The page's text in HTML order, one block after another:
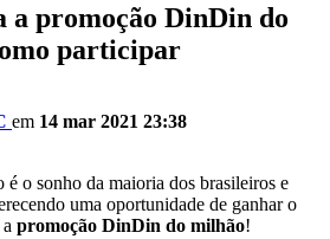
a promoção DinDin do
participar
em 14 mar 2021 23:38
o sonho da maioria dos brasileiros e
uma oportunidade de ganhar o
promoção DinDin do milhão!